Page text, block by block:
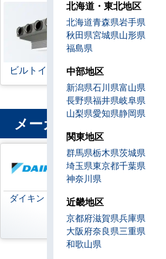
ビルトイン形 天井埋込
メーカー から業務用
ダイキン
日本キヤリア
(旧:東芝キヤリ
ア)
北海道・東北地区
北海道青森県岩手県
秋田県宮城県山形県
福島県
中部地区
新潟県石川県富山県
長野県福井県岐阜県
山梨県愛知県静岡県
関東地区
群馬県栃木県茨城県
埼玉県東京都千葉県
神奈川県
近畿地区
京都府滋賀県兵庫県
大阪府奈良県三重県
和歌山県